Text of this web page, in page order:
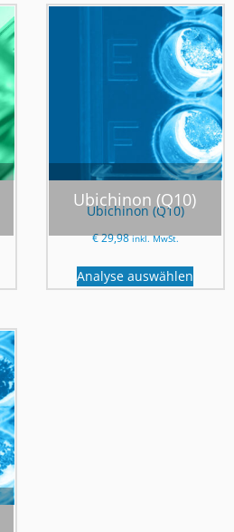
Ubichinon (Q10)
Ubichinon (Q10)
€29,98 inkl. MwSt.
Analyse auswählen